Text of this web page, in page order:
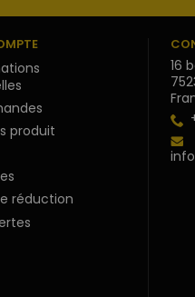
produit
réduction
16